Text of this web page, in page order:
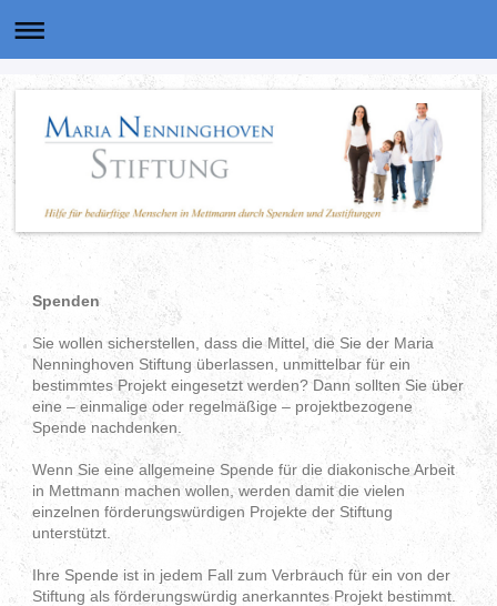
Spenden
Sie wollen sicherstellen, dass die Mittel, die Sie der Maria
Nenninghoven Stiftung überlassen, unmittelbar für ein
bestimmtes Projekt eingesetzt werden? Dann sollten Sie über
eine – einmalige oder regelmäßige – projektbezogene
Spende nachdenken.
Wenn Sie eine allgemeine Spende für die diakonische Arbeit
in Mettmann machen wollen, werden damit die vielen
einzelnen förderungswürdigen Projekte der Stiftung
unterstützt.
Ihre Spende ist in jedem Fall zum Verbrauch für ein von der
Stiftung als förderungswürdig anerkanntes Projekt bestimmt.